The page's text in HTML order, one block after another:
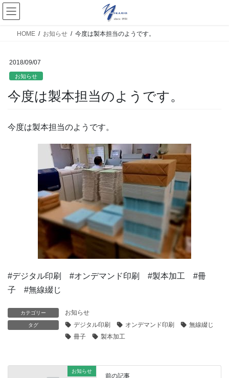
HOME お知らせ 今度は製本担当のようです。
2018/09/07
お知らせ
今度は製本担当のようです。
今度は製本担当のようです。
#デジタル印刷 #オンデマンド印刷 #製本加工 #冊
子 #無線綴じ
カテゴリー お知らせ
タグ デジタル印刷 オンデマンド印刷
無線綴じ
冊子
製本加工
お知らせ
前の記事